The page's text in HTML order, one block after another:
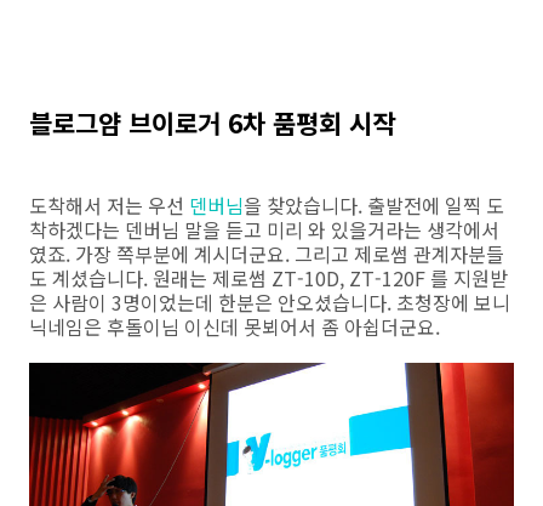
블로그얌 브이로거 6차 품평회 시작
도착해서 저는 우선 덴버님을 찾았습니다. 출발전에 일찍 도
착하겠다는 덴버님 말을 듣고 미리 와 있을거라는 생각에서
였죠. 가장 쪽부분에 계시더군요. 그리고 제로썸 관계자분들
도 계셨습니다. 원래는 제로썸 ZT-10D, ZT-120F 를 지원받
은 사람이 3명이었는데 한분은 안오셨습니다. 초청장에 보니
닉네임은 후돌이님 이신데 못뵈어서 좀 아쉽더군요.